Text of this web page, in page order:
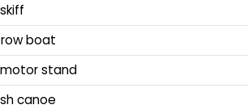
boat
stand
canoe